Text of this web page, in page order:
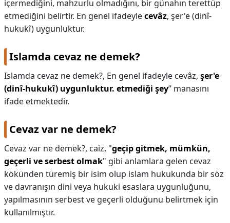
içermediğini, mahzurlu olmadığını, bir günahın terettüp
etmediğini belirtir. En genel ifadeylecevâz, şer'e (dinî-
hukukî) uygunluktur.
Islamda cevaz ne demek?
Islamda cevaz ne demek?, En genel ifadeyle cevâz, şer'e
(dinî-hukukî) uygunluktur. etmediği şey” manasını
ifade etmektedir.
Cevaz var ne demek?
Cevaz var ne demek?, caiz, "geçip gitmek, mümkün,
geçerli ve serbest olmak" gibi anlamlara gelen cevaz
kökünden türemiş bir isim olup islam hukukunda bir söz
ve davranışın dini veya hukuki esaslara uygunluğunu,
yapılmasının serbest ve geçerli olduğunu belirtmek için
kullanılmıştır.